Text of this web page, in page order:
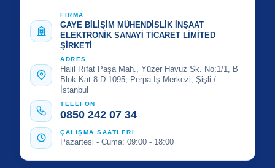
FİRMA
GAYE BİLİŞİM MÜHENDİSLİK İNŞAAT
ELEKTRONİK SANAYİ TİCARET LİMİTED
ŞİRKETİ
ADRES
Halil Rıfat Paşa Mah., Yüzer Havuz Sk. No:1/1, B
Blok Kat 8 D:1095, Perpa İş Merkezi, Şişli /
İstanbul
TELEFON
0850 242 07 34
ÇALIŞMA SAATLERİ
Pazartesi - Cuma: 09:00 - 18:00